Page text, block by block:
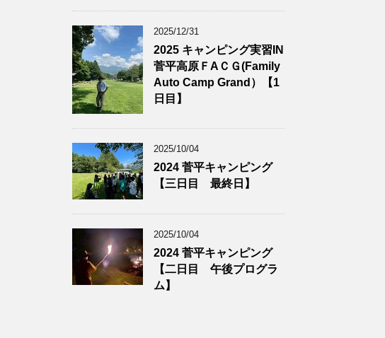
2025/12/31
2025 キャンピング実習IN
菅平高原ＦAＣＧ(Family
Auto Camp Grand）【1
日目】
2025/10/04
2024 菅平キャンピング
【三日目 最終日】
2025/10/04
2024 菅平キャンピング
【二日目 午後プログラ
ム】